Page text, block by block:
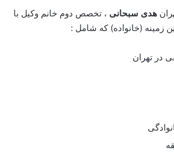
هدی سبحانی ، تخصص دوم خانم وکیل با
در تهران